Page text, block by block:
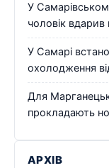
У
чоловік вдарив
У Самарі
охолодження
Для
прокладають
АРХІВ